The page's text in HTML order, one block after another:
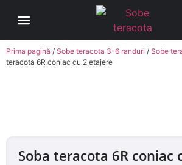
Prima pagină / Sobe teracota 3-6 randuri / Sobe
teracota 6R coniac cu 2 etajere
Soba teracota 6R coniac